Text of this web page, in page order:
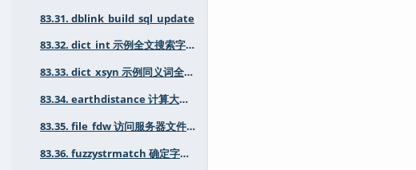
83.31. dblink_build_sql_update
83.32. dict_int 示例全文搜索字典用于整数
83.33. dict_xsyn 示例同义词全文搜索字典
83.34. earthdistance 计算大圆距离
83.35. file_fdw 访问服务器文件系统中的数据文件
83.36. fuzzystrmatch 确定字符串相似性和距离